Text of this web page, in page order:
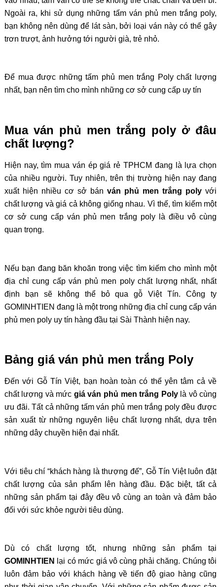
Ngoài ra, khi sử dụng những tấm ván phủ men trắng poly,
bạn không nên dùng để lát sàn, bởi loại ván này có thể gây
trơn trượt, ảnh hưởng tới người già, trẻ nhỏ.
Để mua được những tấm phủ men trắng Poly chất lượng
nhất, bạn nên tìm cho mình những cơ sở cung cấp uy tín
Mua ván phủ men trắng poly ở đâu
chất lượng?
Hiện nay, tìm mua ván ép giá rẻ TPHCM đang là lựa chọn
của nhiều người. Tuy nhiên, trên thị trường hiện nay đang
xuất hiện nhiều cơ sở bán ván phủ men trắng poly với
chất lượng và giá cả không giống nhau. Vì thế, tìm kiếm một
cơ sở cung cấp ván phủ men trắng poly là điều vô cùng
quan trọng.
Nếu bạn đang băn khoăn trong việc tìm kiếm cho mình một
địa chỉ cung cấp ván phủ men poly chất lượng nhất, nhất
định bạn sẽ không thể bỏ qua gỗ Việt Tín. Công ty
GOMINHTIEN đang là một trong những địa chỉ cung cấp ván
phủ men poly uy tín hàng đầu tại Sài Thành hiện nay.
Bảng giá ván phủ men trắng Poly
Đến với Gỗ Tín Việt, bạn hoàn toàn có thể yên tâm cả về
chất lượng và mức giá ván phủ men trắng Polylà vô cùng
ưu đãi. Tất cả những tấm ván phủ men trắng poly đều được
sản xuất từ những nguyên liệu chất lượng nhất, dựa trên
những dây chuyền hiện đại nhất.
Với tiêu chí “khách hàng là thượng đế”, Gỗ Tín Việt luôn đặt
chất lượng của sản phẩm lên hàng đầu. Đặc biệt, tất cả
những sản phẩm tại đây đều vô cùng an toàn và đảm bảo
đối với sức khỏe người tiêu dùng.
Dù có chất lượng tốt, nhưng những sản phẩm tại
GOMINHTIEN
lại có mức giá vô cùng phải chăng. Chúng tôi
luôn đảm bảo với khách hàng về tiến độ giao hàng cũng